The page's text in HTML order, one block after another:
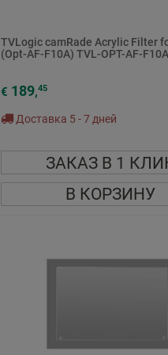
TVLogic camRade Acrylic Filter
(Opt-AF-F10A) TVL-OPT-AF-F10A
€ 189,45
Доставка 5 - 7 дней
ЗАКАЗ В 1
В КОРЗИНУ